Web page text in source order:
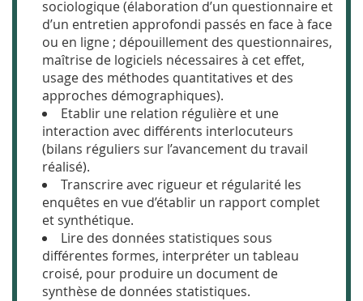
sociologique (élaboration d’un questionnaire et
d’un entretien approfondi passés en face à face
ou en ligne ; dépouillement des questionnaires,
maîtrise de logiciels nécessaires à cet effet,
usage des méthodes quantitatives et des
approches démographiques).
Etablir une relation régulière et une
interaction avec différents interlocuteurs
(bilans réguliers sur l’avancement du travail
réalisé).
Transcrire avec rigueur et régularité les
enquêtes en vue d’établir un rapport complet
et synthétique.
Lire des données statistiques sous
différentes formes, interpréter un tableau
croisé, pour produire un document de
synthèse de données statistiques.